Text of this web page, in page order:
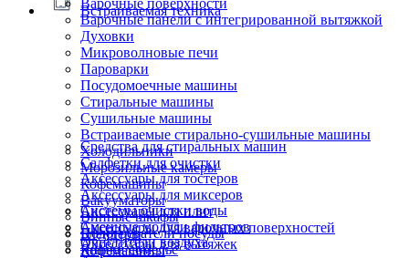
Встраиваемая техника
Варочные поверхности
Варочные панели с интегрированной вытяжкой
Духовки
Микроволновые печи
Пароварки
Посудомоечные машины
Стиральные машины
Сушильные машины
Встраиваемые стирально-сушильные машины
Холодильники
Морозильные камеры
Кофемашины
Вакууматоры
Винные шкафы
Подогреватели посуды
Ящики сомелье
Блендеры
Кофемашины
Очистители воздуха
Системы очистки воды
Сменные модули фильтров
Аксессуары для тостеров
Аксессуары для миксеров
Аксессуары для плит
Аксессуары для варочных поверхностей
Аксессуары для вытяжек
Средства для стиральных машин
Салфетки для очистки